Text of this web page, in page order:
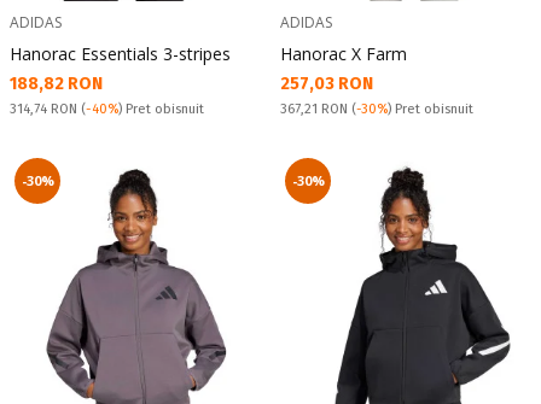
ADIDAS
Hanorac Essentials 3-stripes
Текуща цена:
188,82 RON
Pret obisnuit:
314,74 RON (-40%) Pret obisnuit
ADIDAS
Hanorac X Farm
Текуща цена:
257,03 RON
Pret obisnuit:
367,21 RON (-30%) Pret obisnuit
-30% -30%